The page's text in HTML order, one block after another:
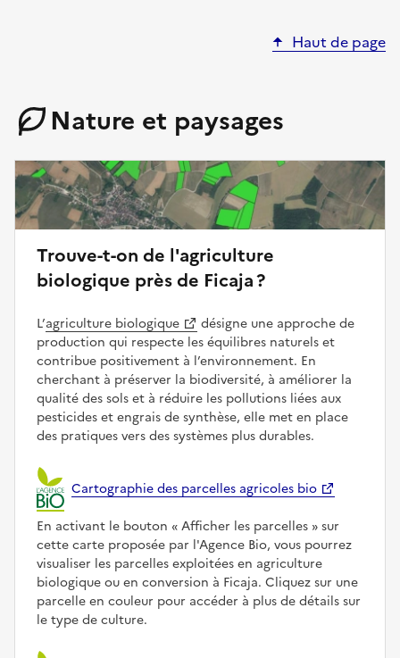
Haut de page
Nature et paysages
Trouve-t-on de l'agriculture
biologique près de Ficaja ?
L’agriculture biologique
désigne une approche de
production qui respecte les équilibres naturels et
contribue positivement à l’environnement. En
cherchant à préserver la biodiversité, à améliorer la
qualité des sols et à réduire les pollutions liées aux
pesticides et engrais de synthèse, elle met en place
des pratiques vers des systèmes plus durables.
Cartographie des parcelles agricoles bio
En activant le bouton Afficher les parcelles
sur
cette carte proposée par l'Agence Bio, vous pourrez
visualiser les parcelles exploitées en agriculture
biologique ou en conversion à Ficaja. Cliquez sur une
parcelle en couleur pour accéder à plus de détails sur
le type de culture.